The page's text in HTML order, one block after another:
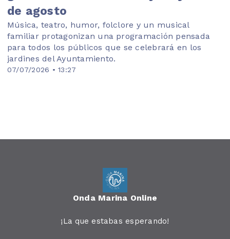
07/07/2026 • 13:27
de agosto
Música, teatro, humor, folclore y un musical
familiar protagonizan una programación pensada
para todos los públicos que se celebrará en los
jardines del Ayuntamiento.
Onda Marina Online
¡La que estabas esperando!